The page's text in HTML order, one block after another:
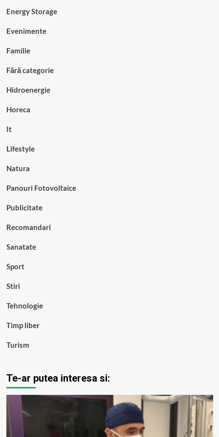
Energy Storage
Evenimente
Familie
Fără categorie
Hidroenergie
Horeca
It
Lifestyle
Natura
Panouri Fotovoltaice
Publicitate
Recomandari
Sanatate
Sport
Stiri
Tehnologie
Timp liber
Turism
Te-ar putea interesa si: